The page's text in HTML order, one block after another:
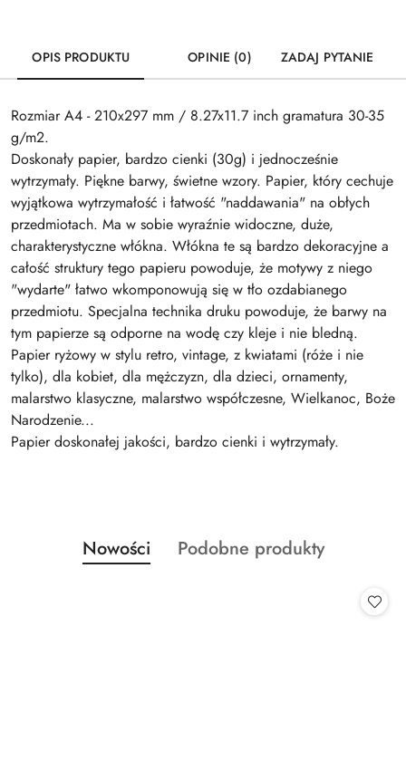
OPIS PRODUKTU OPINIE (0) ZADAJ PYTANIE
Rozmiar A4 - 210x297 mm / 8.27x11.7 inch gramatura 30-35
g/m2.
Doskonały papier, bardzo cienki (30g) i jednocześnie
wytrzymały. Piękne barwy, świetne wzory. Papier, który cechuje
wyjątkowa wytrzymałość i łatwość "naddawania" na obłych
przedmiotach. Ma w sobie wyraźnie widoczne, duże,
charakterystyczne włókna. Włókna te są bardzo dekoracyjne a
całość struktury tego papieru powoduje, że motywy z niego
"wydarte" łatwo wkomponowują się w tło ozdabianego
przedmiotu. Specjalna technika druku powoduje, że barwy na
tym papierze są odporne na wodę czy kleje i nie bledną.
Papier ryżowy w stylu retro, vintage, z kwiatami (róże i nie
tylko), dla kobiet, dla mężczyzn, dla dzieci, ornamenty,
malarstwo klasyczne, malarstwo współczesne, Wielkanoc, Boże
Narodzenie...
Papier doskonałej jakości, bardzo cienki i wytrzymały.
Pomiń karuzelę produktów
Produkty
o
Nowości
Produkty
Podobne produkty